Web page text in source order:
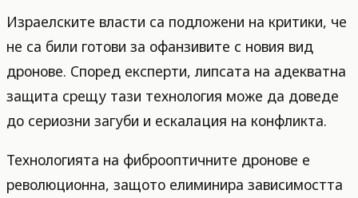
Израелските власти са подложени на критики, че
не са били готови за офанзивите с новия вид
дронове. Според експерти, липсата на адекватна
защита срещу тази технология може да доведе
до сериозни загуби и ескалация на конфликта.
Технологията на фиброоптичните дронове е
революционна, защото елиминира зависимостта